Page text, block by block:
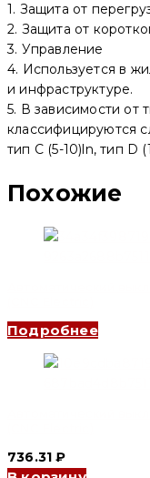
A,
10kA,
D
(CNC
Electric)
1. Защита от
2. Защита от
3. Управление
4. Используется в
и инфраструктуре.
5. В зависимости от
классифицируются
тип C (5-10)ln, тип D
Похожие
Подробнее
736.31₽